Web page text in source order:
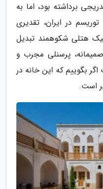
برداشته بود، اما به
در ایران، تقدیری
هتلی شکوهمند تبدیل
پرسنلی مجرب و
اگر بگوییم که این خانه در
است.